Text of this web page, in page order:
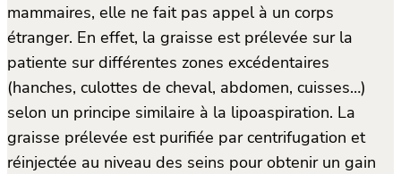
mammaires, elle ne fait pas appel à un corps
étranger. En effet, la graisse est prélevée sur la
patiente sur différentes zones excédentaires
(hanches, culottes de cheval, abdomen, cuisses…)
selon un principe similaire à la lipoaspiration. La
graisse prélevée est purifiée par centrifugation et
réinjectée au niveau des seins pour obtenir un gain